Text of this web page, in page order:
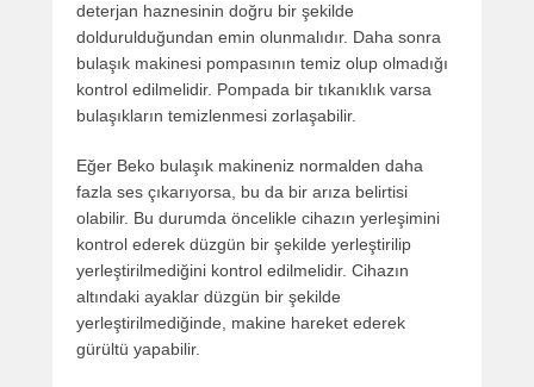
deterjan haznesinin doğru bir şekilde
doldurulduğundan emin olunmalıdır. Daha sonra
bulaşık makinesi pompasının temiz olup olmadığı
kontrol edilmelidir. Pompada bir tıkanıklık varsa
bulaşıkların temizlenmesi zorlaşabilir.
Eğer Beko bulaşık makineniz normalden daha
fazla ses çıkarıyorsa, bu da bir arıza belirtisi
olabilir. Bu durumda öncelikle cihazın yerleşimini
kontrol ederek düzgün bir şekilde yerleştirilip
yerleştirilmediğini kontrol edilmelidir. Cihazın
altındaki ayaklar düzgün bir şekilde
yerleştirilmediğinde, makine hareket ederek
gürültü yapabilir.